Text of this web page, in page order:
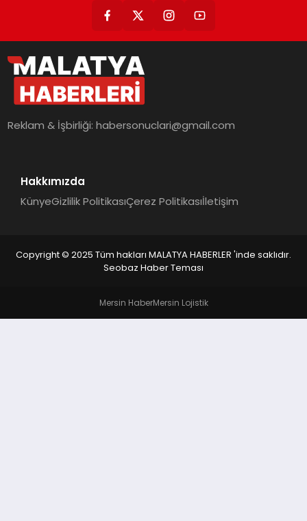
Reklam & İşbirliği:habersonuclari@gmail.com
Hakkımızda
KünyeGizlilik PolitikasıÇerez Politikasıİletişim
Copyright © 2025 Tüm hakları MALATYA HABERLER 'inde saklıdır.
Seobaz Haber Teması
Mersin HaberMersin Lojistik